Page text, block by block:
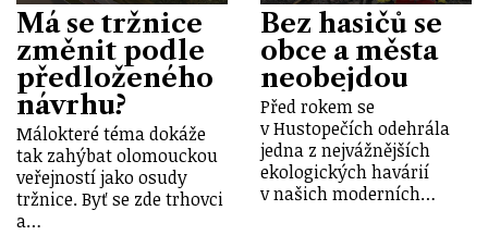
Má se tržnice
změnit podle
předloženého
návrhu?
Málokteré téma dokáže
tak zahýbat olomouckou
veřejností jako osudy
tržnice. Byť se zde trhovci
a…
Bez hasičů se
obce a města
neobejdou
Před rokem se
v Hustopečích odehrála
jedna z nejvážnějších
ekologických havárií
v našich moderních…